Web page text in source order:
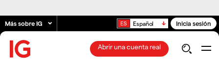
Más sobre IG Español Inicia sesión
Abrir una cuenta real